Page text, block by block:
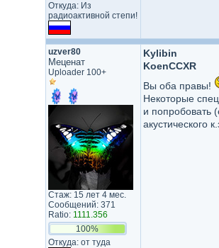
Откуда: Из
радиоактивной степи!
uzver80
Меценат
Uploader 100+
Стаж: 15 лет 4 мес.
Сообщений: 371
Ratio: 1111.356
100%
Откуда: от туда
Kylibin
KoenCCXR
Вы оба правы!
Некоторые
и попробовать
акустического